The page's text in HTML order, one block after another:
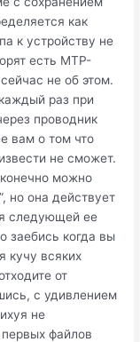
как
к устройству не
есть MTP-
не об этом.
раз при
проводник
вам о том что
не сможет.
можно
но она действует
следующей ее
заебись когда вы
кучу всяких
от
с удивлением
не
файлов